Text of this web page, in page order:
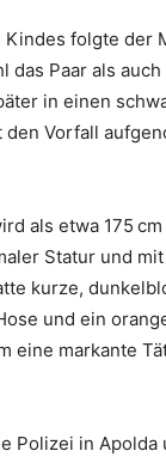
Kindes folgte der
das Paar als
in einen
Vorfall
als etwa 175
Statur und
kurze,
und ein
eine markante
Polizei in